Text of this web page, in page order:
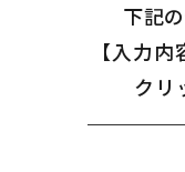
下記
【入力
クリ